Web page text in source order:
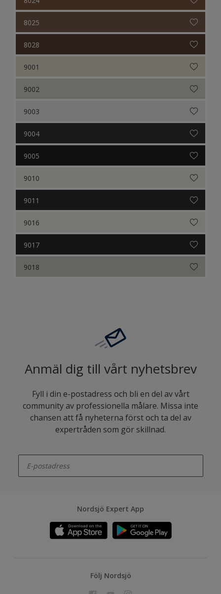
8025
8028
9001
9002
9003
9004
9005
9010
9011
9016
9017
9018
Anmäl dig till vårt nyhetsbrev
Fyll i din e-postadress och bli en del av vårt
community av professionella målare. Missa inte
chansen att få nyheterna först och ta del av
expertråden som gör skillnad.
Nordsjö Expert App
Följ Nordsjö